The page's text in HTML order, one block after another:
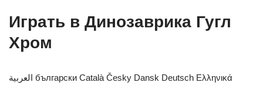
Играть в Динозаврика Гугл
Хром
العربية български Català Česky Dansk Deutsch Ελληνικά